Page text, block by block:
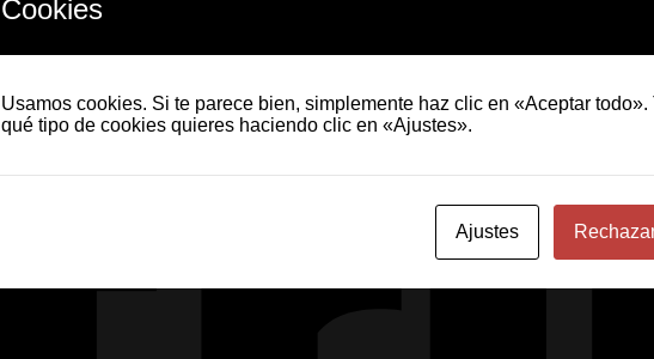
Cookies
Usamos cookies. Si te parece bien, simplemente haz clic en «Aceptar
qué tipo de cookies quieres haciendo clic en «Ajustes».
Ajustes